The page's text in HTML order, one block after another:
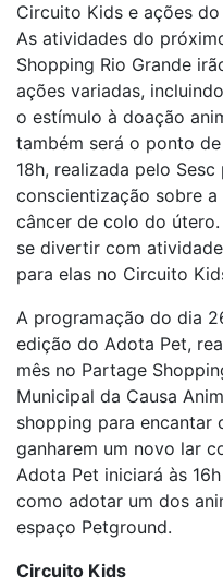
Circuito Kids e ações
As atividades do
Shopping Rio Grande
ações variadas,
o estímulo à doação
também será o ponto
18h, realizada pelo
conscientização sobre
câncer de colo do
se divertir com
para elas no Circuito
A programação do dia
edição do Adota Pet,
mês no Partage
Municipal da Causa
shopping para encantar
ganharem um novo lar
Adota Pet iniciará às
como adotar um dos
espaço Petground.
Circuito Kids